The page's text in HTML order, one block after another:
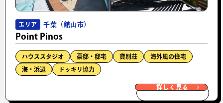
エリア 千葉（館山市）
Point Pinos
ハウススタジオ 豪邸・邸宅 貸別荘 海外風の住宅
海・浜辺 ドッキリ協力
詳しく見る